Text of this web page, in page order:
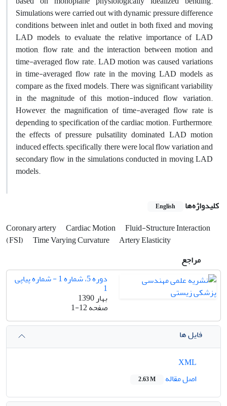
Simulations were carried out with dynamic pressure difference
conditions between inlet and outlet in both fixed and moving
LAD models, to evaluate the relative importance of LAD
motion, flow rate, and the interaction between motion and
time-averaged flow rate. LAD motion was caused variations
in time-averaged flow rate in the moving LAD models as
compare as the fixed models. There was significant variability
in the magnitude of this motion-induced flow variation.
However, the magnification of time-averaged flow rate is
depending to specification of the cardiac motion. Furthermore,
the effects of pressure pulsatility dominated LAD motion
induced effects; specifically, there were local flow variation and
secondary flow in the simulations conducted in moving LAD
models.
کلیدواژه‌ها English
Coronary artery Cardiac Motion
Fluid-Structure Interaction
(FSI)
Time Varying Curvature
Artery Elasticity
مراجع
دوره 5، شماره 1 - شماره پیاپی
1
بهار 1390
صفحه1-12
فایل ها
اصل مقاله
2.63 M